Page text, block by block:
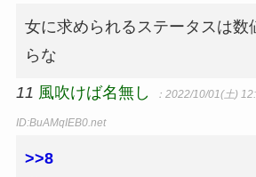
女に求められるステータスは数
らな
11 風吹けば名無し ：2022/10/01(土)
ID:BuAMqIEB0.net
>>8